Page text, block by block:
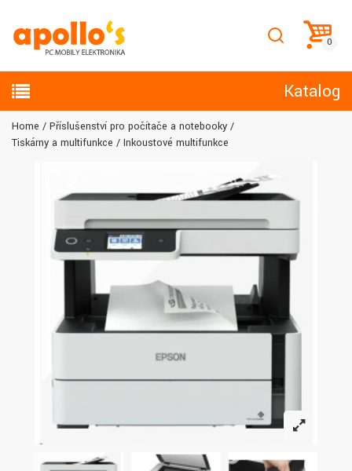
Katalog
Home
Příslušenství pro počítače a notebooky
Tiskárny a multifunkce
Inkoustové multifunkce